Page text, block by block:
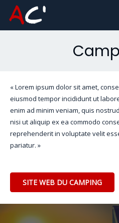
« Lorem ipsum dolor sit amet,
eiusmod tempor incididunt ut
enim ad minim veniam, quis
nisi ut aliquip ex ea commodo
reprehenderit in voluptate velit
pariatur. »
SITE WEB DU CAMPING